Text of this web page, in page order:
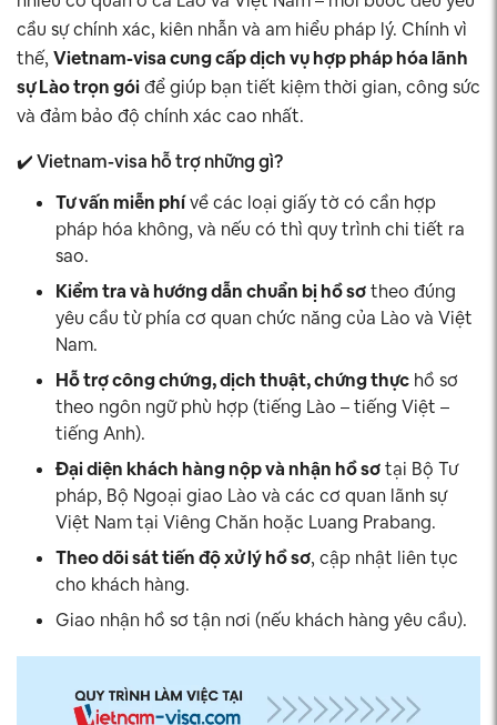
cầu sự chính xác, kiên nhẫn và am hiểu pháp lý. Chính vì
thế, Vietnam-visa cung cấp dịch vụ hợp pháp hóa lãnh
sự Lào trọn góiđể giúp bạn tiết kiệm thời gian, công sức
và đảm bảo độ chính xác cao nhất.
✔️ Vietnam-visa hỗ trợ những gì?
Tư vấn miễn phívề các loại giấy tờ có cần hợp
pháp hóa không, và nếu có thì quy trình chi tiết ra
sao.
Kiểm tra và hướng dẫn chuẩn bị hồ sơtheo đúng
yêu cầu từ phía cơ quan chức năng của Lào và Việt
Nam.
Hỗ trợ công chứng, dịch thuật, chứng thực hồ sơ
theo ngôn ngữ phù hợp (tiếng Lào – tiếng Việt –
tiếng Anh).
Đại diện khách hàng nộp và nhận hồ sơtại Bộ Tư
pháp, Bộ Ngoại giao Lào và các cơ quan lãnh sự
Việt Nam tại Viêng Chăn hoặc Luang Prabang.
Theo dõi sát tiến độ xử lý hồ sơ, cập nhật liên tục
cho khách hàng.
Giao nhận hồ sơ tận nơi (nếu khách hàng yêu cầu).